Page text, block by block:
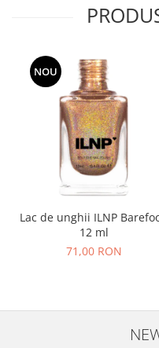
NOU
Lac de unghii ILNP
12 ml
71,00 RON